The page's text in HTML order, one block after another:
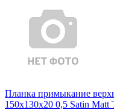
Планка примыкание
150х130х20 0,5 Satin